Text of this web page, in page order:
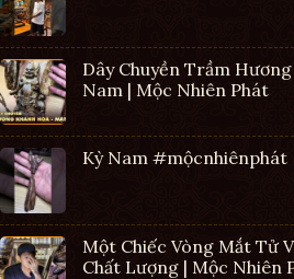
Dây Chuyền Trầm
Nam | Mộc Nhiên Phát
Kỳ Nam #mộcnhiênphát
Một Chiếc Vòng Mắt Tử
Chất Lượng | Mộc Nhiên